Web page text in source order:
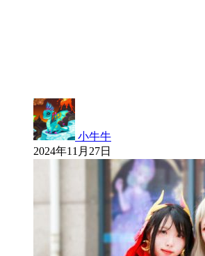
小牛牛
2024年11月27日